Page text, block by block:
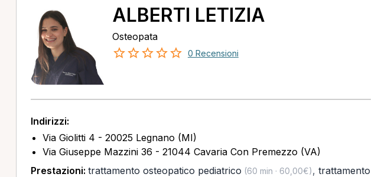
ALBERTI LETIZIA
Osteopata
0 Recensioni
Indirizzi:
Via Giolitti 4 - 20025 Legnano (MI)
Via Giuseppe Mazzini 36 - 21044 Cavaria Con Premezzo (VA)
Prestazioni: trattamento osteopatico pediatrico (60 min · 60,00€), trattamento